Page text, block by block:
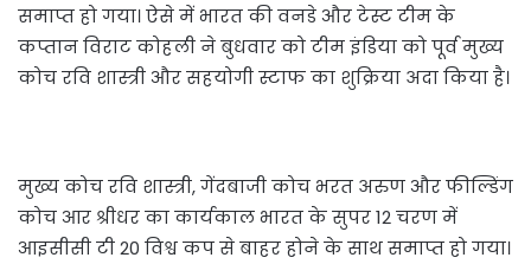
समाप्त हो गया। ऐसे में भारत की वनडे और टेस्ट टीम के
कप्तान विराट कोहली ने बुधवार को टीम इंडिया को पूर्व मुख्य
कोच रवि शास्त्री और सहयोगी स्टाफ का शुक्रिया अदा किया है।
मुख्य कोच रवि शास्त्री, गेंदबाजी कोच भरत अरुण और फील्डिंग
कोच आर श्रीधर का कार्यकाल भारत के सुपर 12 चरण में
आइसीसी टी 20 विश्व कप से बाहर होने के साथ समाप्त हो गया।